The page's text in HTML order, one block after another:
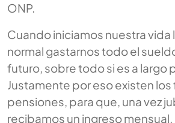
ONP.
Cuando iniciamos nuestra vida
normal gastarnos todo el
futuro, sobre todo si es a largo
Justamente por eso existen
pensiones, para que, una vez
recibamos un ingreso mensual.